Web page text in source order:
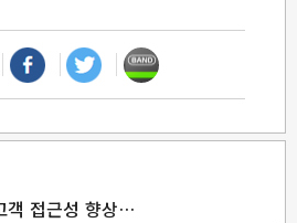
객 접근성 향상…